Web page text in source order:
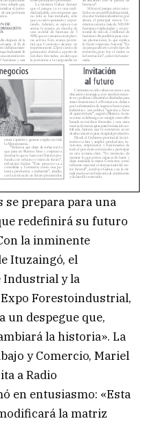
prepara para una
redefinirá su futuro
la inminente
Ituzaingó, el
Industrial y la
Forestoindustrial,
un despegue que,
la historia». La
y Comercio, Mariel
a Radio
en entusiasmo: «Esta
la matriz